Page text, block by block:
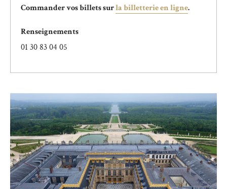
Commander vos billets surla billetterie en ligne.
Renseignements
01 30 83 04 05